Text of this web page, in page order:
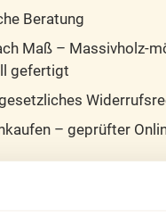
Beratung
Maß – Massivholz-
gefertigt
– geprüfter